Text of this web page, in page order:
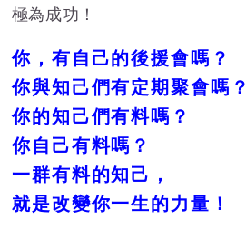
極為成功！
你，有自己的後援會嗎？
你與知己們有定期聚會嗎？
你的知己們有料嗎？
你自己有料嗎？
一群有料的知己，
就是改變你一生的力量！